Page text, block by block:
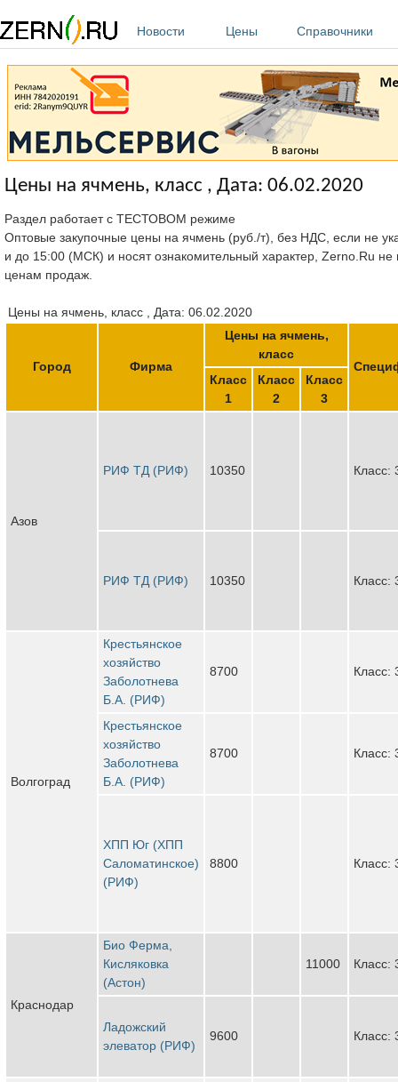
Новости
Цены Справочники
Цены на ячмень, класс , Дата: 06.02.2020
Раздел работает с ТЕСТОВОМ режиме
Оптовые закупочные цены на ячмень (руб./т), без НДС, если не
и до 15:00 (МСК) и носят ознакомительный характер, Zerno.Ru не
ценам продаж.
Цены на ячмень, класс , Дата: 06.02.2020
Город Фирма
Цены на ячмень,
класс
Класс
1
Класс
2
Класс
3
Азов
РИФ ТД (РИФ) 10350 Класс:
РИФ ТД (РИФ) 10350 Класс:
Волгоград
Крестьянское
хозяйство
Заболотнева
Б.А. (РИФ)
8700 Класс:
Крестьянское
хозяйство
Заболотнева
Б.А. (РИФ)
8700 Класс:
ХПП Юг (ХПП
Саломатинское)
(РИФ)
8800 Класс:
Краснодар
Био Ферма,
Кисляковка
(Астон)
11000 Класс:
Ладожский
элеватор (РИФ)
9600 Класс: